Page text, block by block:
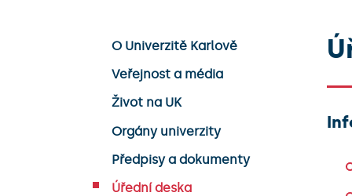
O Univerzitě Karlově
Veřejnost a média
Život na UK
Orgány univerzity
Předpisy a dokumenty
Úřední deska